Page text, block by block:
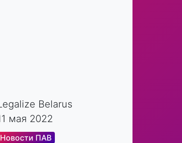
Belarus
мая 2022
Новости ПАВ